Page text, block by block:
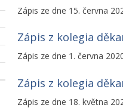
Zápis ze dne 15. června
Zápis z kolegia
Zápis ze dne 1. června
Zápis z kolegia
Zápis ze dne 18. května